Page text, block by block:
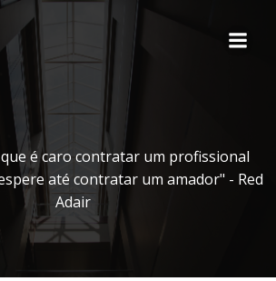
o
conteúdo
que é caro contratar um profissional
até contratar um amador" - Red
Adair